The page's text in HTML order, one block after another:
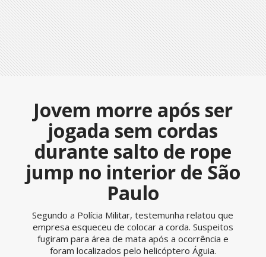
Jovem morre após ser
jogada sem cordas
durante salto de rope
jump no interior de São
Paulo
Segundo a Polícia Militar, testemunha relatou que
empresa esqueceu de colocar a corda. Suspeitos
fugiram para área de mata após a ocorrência e
foram localizados pelo helicóptero Águia.